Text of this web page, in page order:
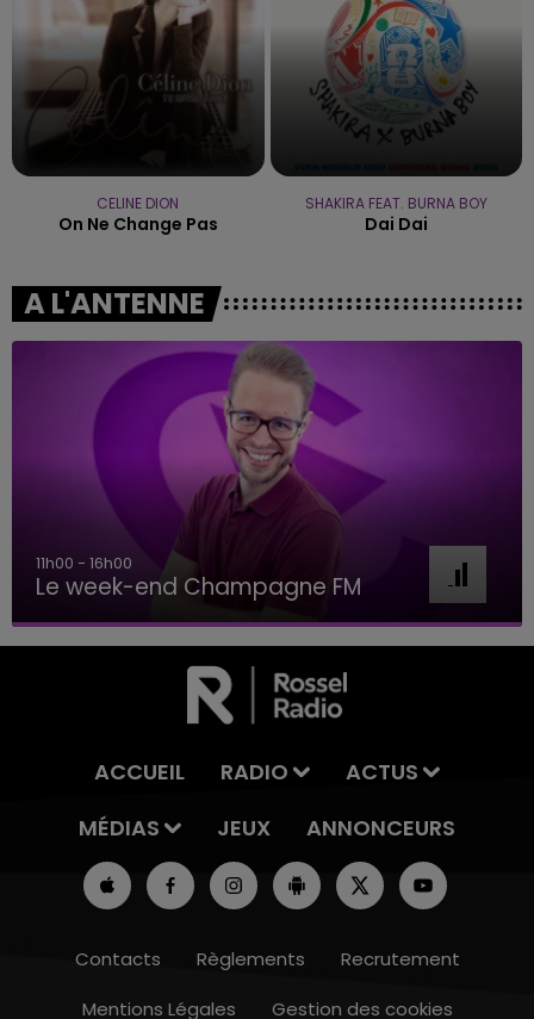
CELINE DION
On Ne Change Pas
SHAKIRA FEAT. BURNA BOY
Dai Dai
A L'ANTENNE
FM Le Week-end
ACCUEIL RADIO
ACTUS
MÉDIAS
JEUX ANNONCEURS
Contacts Règlements
Recrutement
Mentions Légales
Gestion des cookies